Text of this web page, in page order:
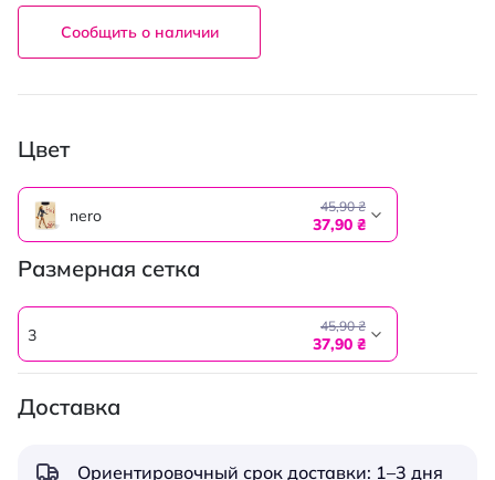
Сообщить о наличии
Цвет
nero 45,90 ₴
37,90 ₴
Размерная сетка
3 45,90 ₴
37,90 ₴
Доставка
Ориентировочный срок доставки: 1–3 дня